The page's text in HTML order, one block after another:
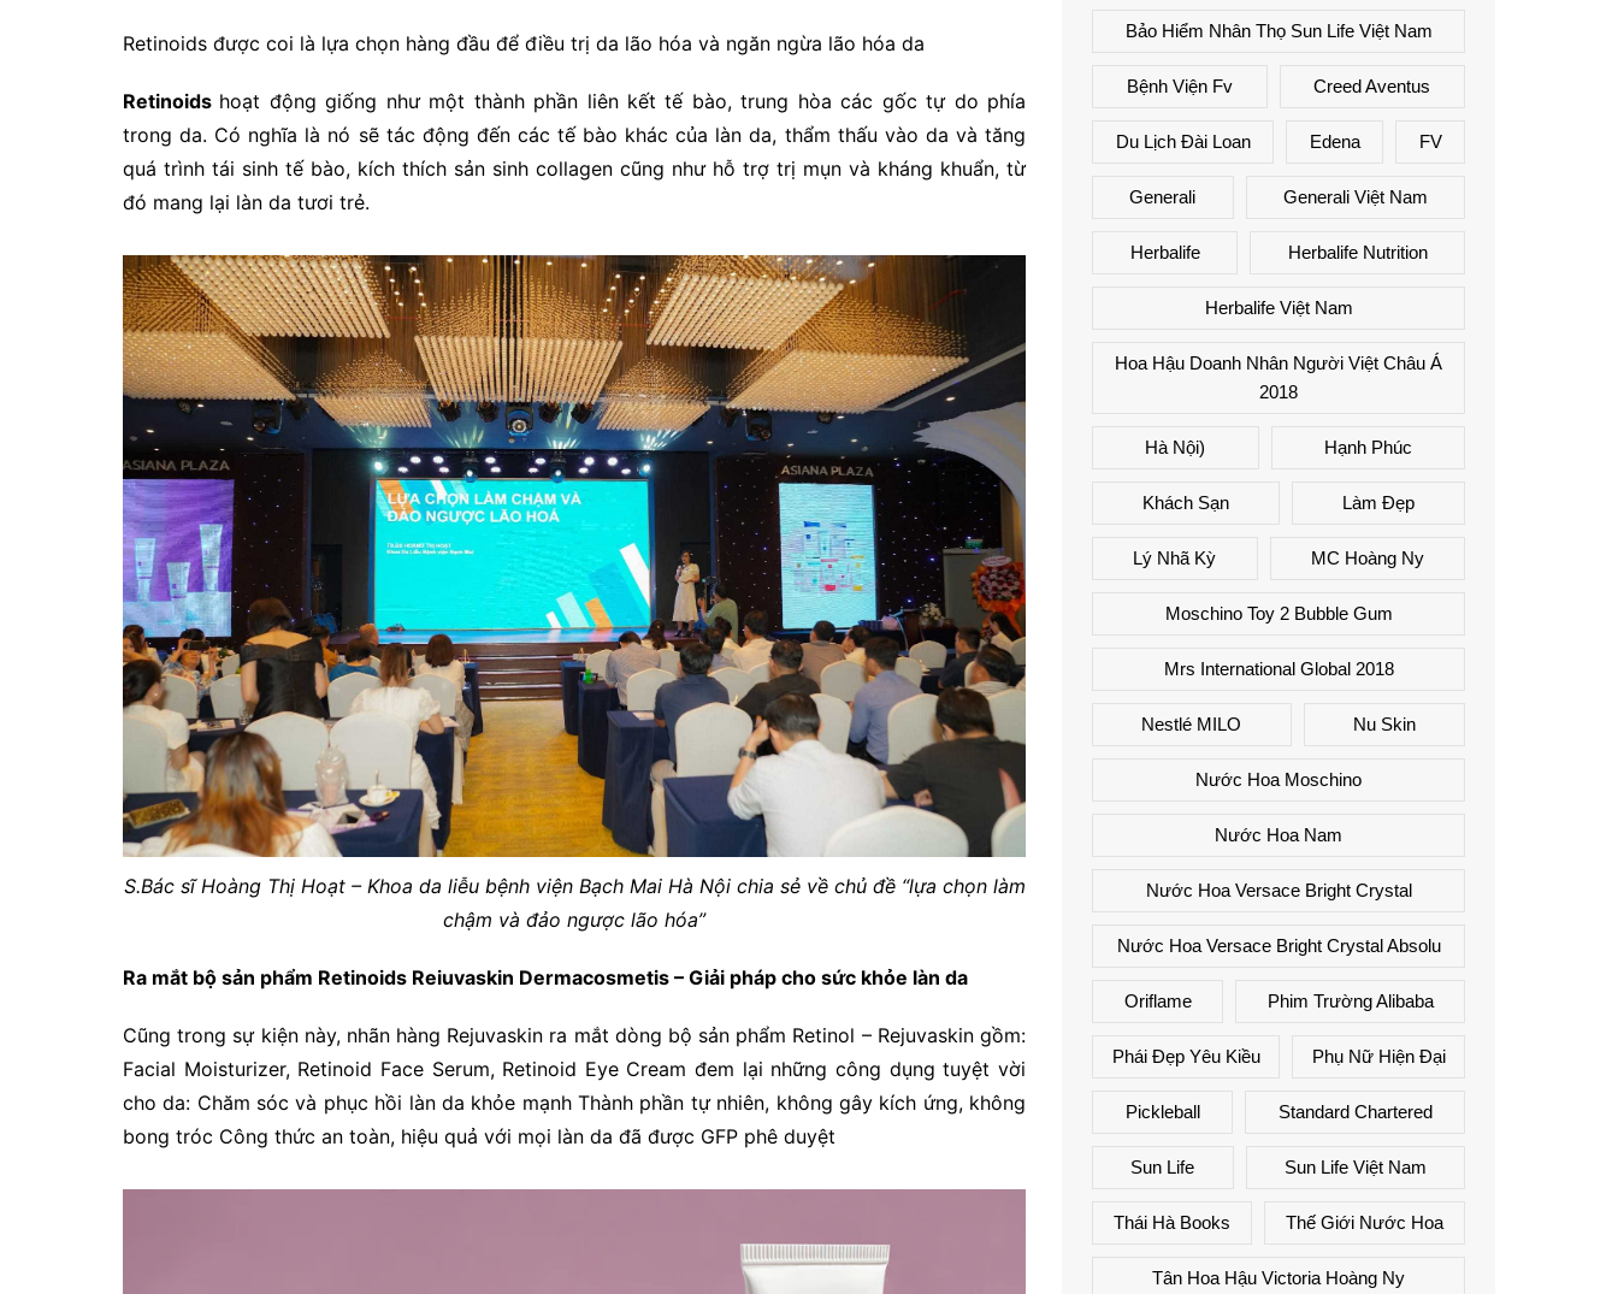
Retinoids được coi là lựa chọn hàng đầu để điều trị da lão hóa và ngăn ngừa lão hóa da
Retinoids hoạt động giống như một thành phần liên kết tế bào, trung hòa các gốc tự do phía
trong da. Có nghĩa là nó sẽ tác động đến các tế bào khác của làn da, thẩm thấu vào da và tăng
quá trình tái sinh tế bào, kích thích sản sinh collagen cũng như hỗ trợ trị mụn và kháng khuẩn, từ
đó mang lại làn da tươi trẻ.
S.Bác sĩ Hoàng Thị Hoạt – Khoa da liễu bệnh viện Bạch Mai Hà Nội chia sẻ về chủ đề “lựa chọn làm
chậm và đảo ngược lão hóa”
Ra mắt bộ sản phẩm Retinoids Reiuvaskin Dermacosmetis – Giải pháp cho sức khỏe làn da
Cũng trong sự kiện này, nhãn hàng Rejuvaskin ra mắt dòng bộ sản phẩm Retinol – Rejuvaskin gồm:
Facial Moisturizer, Retinoid Face Serum, Retinoid Eye Cream đem lại những công dụng tuyệt vời
cho da: Chăm sóc và phục hồi làn da khỏe mạnh Thành phần tự nhiên, không gây kích ứng, không
bong tróc Công thức an toàn, hiệu quả với mọi làn da đã được GFP phê duyệt
Bảo Hiểm Nhân Thọ Sun Life Việt Nam
Bệnh Viện Fv Creed Aventus
Du Lịch Đài Loan Edena FV
Generali Generali Việt Nam
Herbalife Herbalife Nutrition
Herbalife Việt Nam
Hoa Hậu Doanh Nhân Người Việt Châu Á
2018
Hà Nội) Hạnh Phúc
Khách Sạn Làm Đẹp
Lý Nhã Kỳ MC Hoàng Ny
Moschino Toy 2 Bubble Gum
Mrs International Global 2018
Nestlé MILO Nu Skin
Nước Hoa Moschino
Nước Hoa Nam
Nước Hoa Versace Bright Crystal
Nước Hoa Versace Bright Crystal Absolu
Oriflame Phim Trường Alibaba
Phái Đẹp Yêu Kiều Phụ Nữ Hiện Đại
Pickleball Standard Chartered
Sun Life Sun Life Việt Nam
Thái Hà Books Thế Giới Nước Hoa
Tân Hoa Hậu Victoria Hoàng Ny